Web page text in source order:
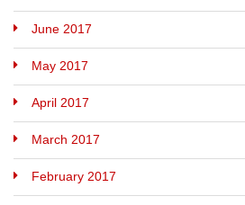
June 2017
May 2017
April 2017
March 2017
February 2017